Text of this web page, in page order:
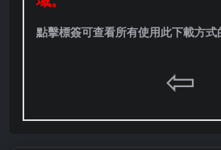
點擊標簽可查看所有使用此下載方式
⇦